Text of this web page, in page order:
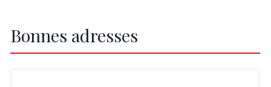
Bonnes adresses